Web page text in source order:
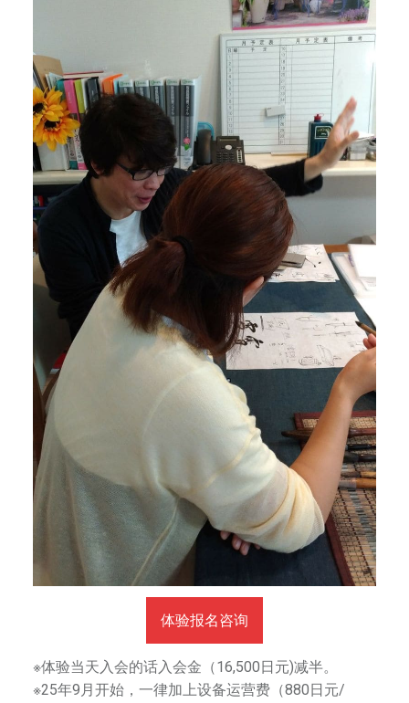
体验报名咨询
※体验当天入会的话入会金（16,500日元)减半。
※25年9月开始，一律加上设备运营费（880日元/